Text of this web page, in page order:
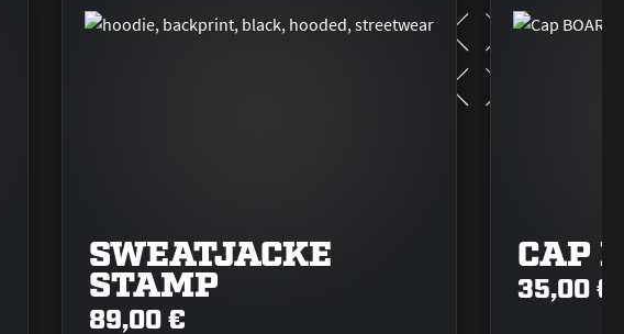
SWEATJACKE
STAMP
89,00 €
CAP
35,00 €